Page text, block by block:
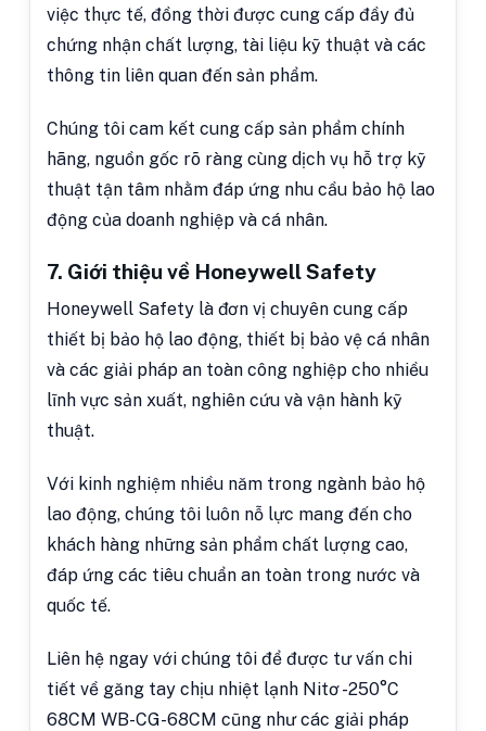
việc thực tế, đồng thời được cung cấp đầy đủ
chứng nhận chất lượng, tài liệu kỹ thuật và các
thông tin liên quan đến sản phẩm.
Chúng tôi cam kết cung cấp sản phẩm chính
hãng, nguồn gốc rõ ràng cùng dịch vụ hỗ trợ kỹ
thuật tận tâm nhằm đáp ứng nhu cầu bảo hộ lao
động của doanh nghiệp và cá nhân.
7. Giới thiệu về Honeywell Safety
Honeywell Safety là đơn vị chuyên cung cấp
thiết bị bảo hộ lao động, thiết bị bảo vệ cá nhân
và các giải pháp an toàn công nghiệp cho nhiều
lĩnh vực sản xuất, nghiên cứu và vận hành kỹ
thuật.
Với kinh nghiệm nhiều năm trong ngành bảo hộ
lao động, chúng tôi luôn nỗ lực mang đến cho
khách hàng những sản phẩm chất lượng cao,
đáp ứng các tiêu chuẩn an toàn trong nước và
quốc tế.
Liên hệ ngay với chúng tôi để được tư vấn chi
tiết về găng tay chịu nhiệt lạnh Nitơ -250°C
68CM WB-CG-68CM cũng như các giải pháp